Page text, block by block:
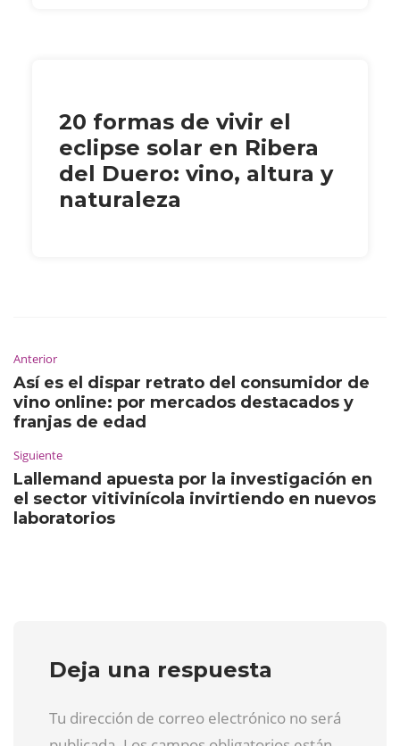
20 formas de vivir el
eclipse solar en Ribera
del Duero: vino, altura y
naturaleza
Anterior
Así es el dispar retrato del consumidor de
vino online: por mercados destacados y
franjas de edad
Siguiente
Lallemand apuesta por la investigación en
el sector vitivinícola invirtiendo en nuevos
laboratorios
Deja una respuesta
Tu dirección de correo electrónico no será